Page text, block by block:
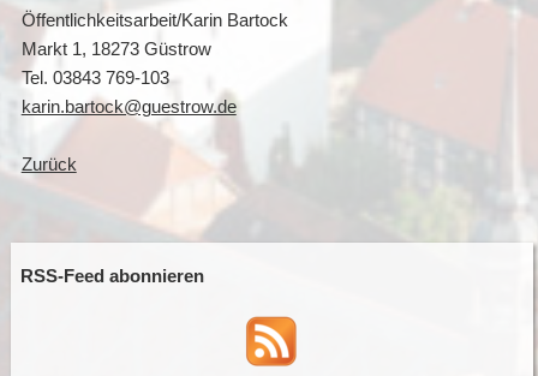
Öffentlichkeitsarbeit/Karin Bartock
Markt 1, 18273 Güstrow
Tel. 03843 769-103
karin.bartock@guestrow.de
Zurück
RSS-Feed abonnieren